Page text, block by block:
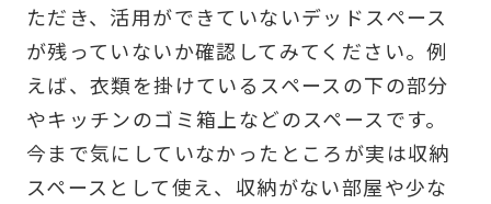
ただき、活用ができていないデッドスペース
が残っていないか確認してみてください。例
えば、衣類を掛けているスペースの下の部分
やキッチンのゴミ箱上などのスペースです。
今まで気にしていなかったところが実は収納
スペースとして使え、収納がない部屋や少な